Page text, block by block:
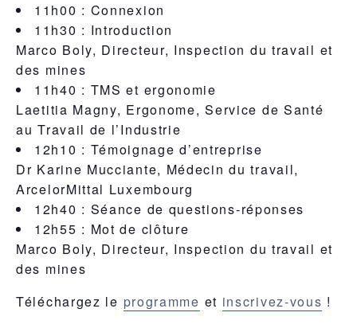
11h00 : Connexion
11h30 : Introduction
Marco Boly, Directeur, Inspection du travail et
des mines
11h40 : TMS et ergonomie
Laetitia Magny, Ergonome, Service de Santé
au Travail de l’Industrie
12h10 : Témoignage d’entreprise
Dr Karine Mucciante, Médecin du travail,
ArcelorMittal Luxembourg
12h40 : Séance de questions-réponses
12h55 : Mot de clôture
Marco Boly, Directeur, Inspection du travail et
des mines
Téléchargez le programme et inscrivez-vous !